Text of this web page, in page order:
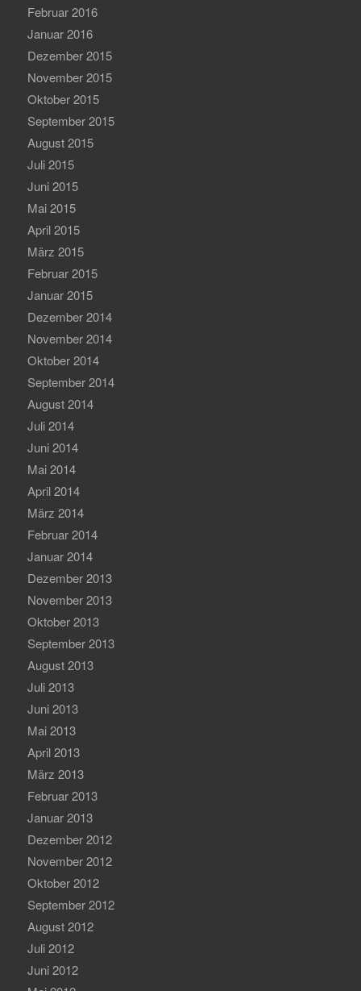
Februar 2016
Januar 2016
Dezember 2015
November 2015
Oktober 2015
September 2015
August 2015
Juli 2015
Juni 2015
Mai 2015
April 2015
März 2015
Februar 2015
Januar 2015
Dezember 2014
November 2014
Oktober 2014
September 2014
August 2014
Juli 2014
Juni 2014
Mai 2014
April 2014
März 2014
Februar 2014
Januar 2014
Dezember 2013
November 2013
Oktober 2013
September 2013
August 2013
Juli 2013
Juni 2013
Mai 2013
April 2013
März 2013
Februar 2013
Januar 2013
Dezember 2012
November 2012
Oktober 2012
September 2012
August 2012
Juli 2012
Juni 2012